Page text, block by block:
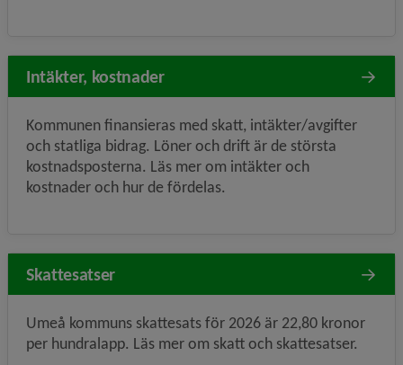
Intäkter, kostnader
Kommunen finansieras med skatt, intäkter/avgifter
och statliga bidrag. Löner och drift är de största
kostnadsposterna. Läs mer om intäkter och
kostnader och hur de fördelas.
Skattesatser
Umeå kommuns skattesats för 2026 är 22,80 kronor
per hundralapp. Läs mer om skatt och skattesatser.